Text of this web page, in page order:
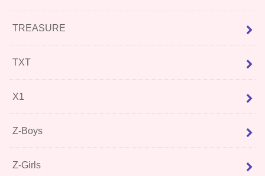
TREASURE
TXT
X1
Z-Boys
Z-Girls